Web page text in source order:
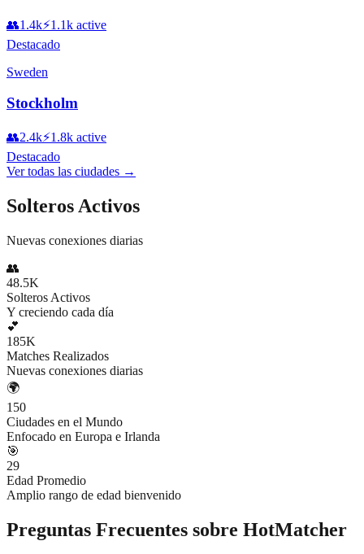
👥1.4k⚡1.1k active
Destacado
Sweden
Stockholm
👥2.4k⚡1.8k active
Destacado
Ver todas las ciudades →
Solteros Activos
Nuevas conexiones diarias
👥
48.5K
Solteros Activos
Y creciendo cada día
💕
185K
Matches Realizados
Nuevas conexiones diarias
🌍
150
Ciudades en el Mundo
Enfocado en Europa e Irlanda
🎯
29
Edad Promedio
Amplio rango de edad bienvenido
Preguntas Frecuentes sobre HotMatcher